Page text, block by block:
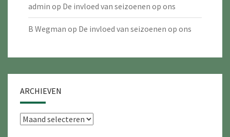
admin op De invloed van seizoenen op ons
B Wegman op De invloed van seizoenen op ons
ARCHIEVEN
Archieven